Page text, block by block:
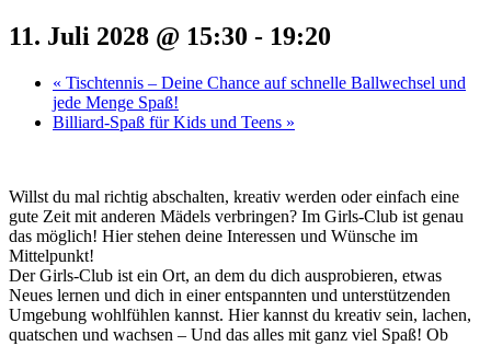
11. Juli 2028 @ 15:30 - 19:20
« Tischtennis – Deine Chance auf schnelle Ballwechsel und
jede Menge Spaß!
Billiard-Spaß für Kids und Teens »
Willst du mal richtig abschalten, kreativ werden oder einfach eine
gute Zeit mit anderen Mädels verbringen? Im Girls-Club ist genau
das möglich! Hier stehen deine Interessen und Wünsche im
Mittelpunkt!
Der Girls-Club ist ein Ort, an dem du dich ausprobieren, etwas
Neues lernen und dich in einer entspannten und unterstützenden
Umgebung wohlfühlen kannst. Hier kannst du kreativ sein, lachen,
quatschen und wachsen – Und das alles mit ganz viel Spaß! Ob